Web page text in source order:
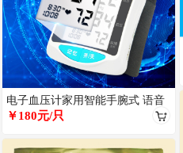
电子血压计家用智能手腕式 语音
播报
￥180元/只